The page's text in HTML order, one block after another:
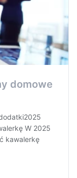
domowe
W 2025
kawalerkę